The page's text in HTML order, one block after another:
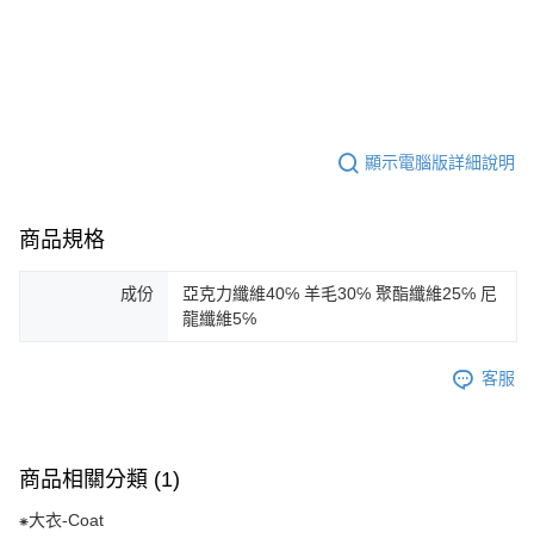
顯示電腦版詳細說明
商品規格
成份
亞克力纖維40℅ 羊毛30℅ 聚酯纖維25℅ 尼
龍纖維5℅
客服
商品相關分類 (1)
⁕大衣-Coat